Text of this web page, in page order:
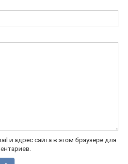
и адрес сайта в этом браузере для